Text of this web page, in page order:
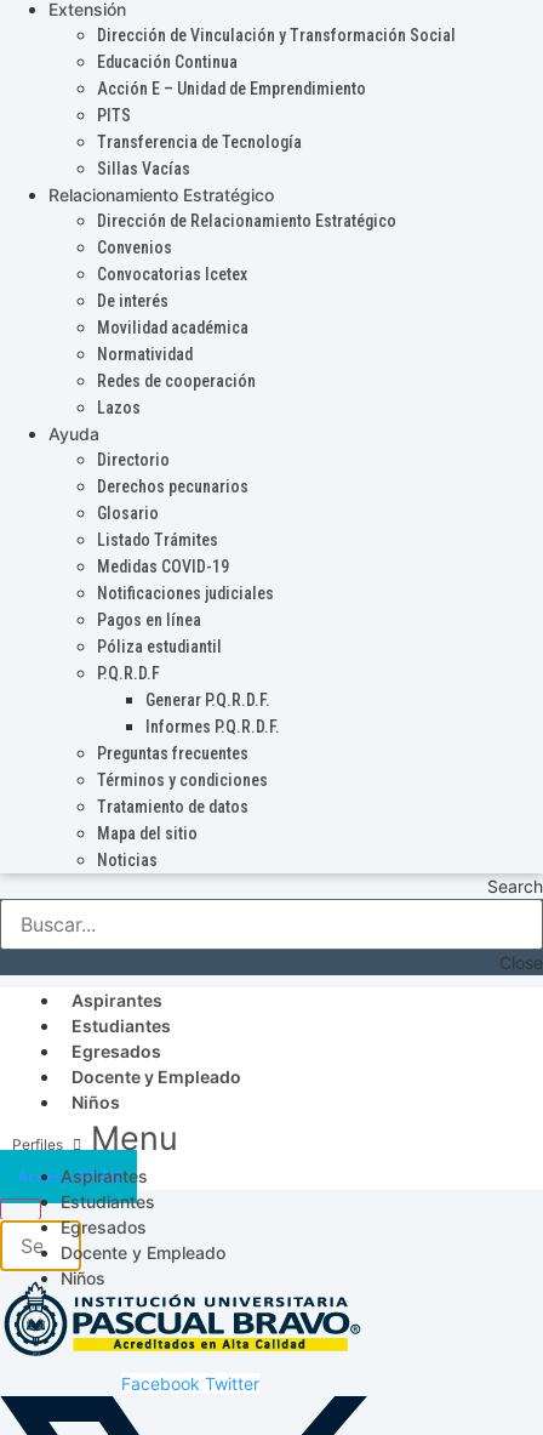
Extensión
Dirección de Vinculación y Transformación Social
Educación Continua
Acción E – Unidad de Emprendimiento
PITS
Transferencia de Tecnología
Sillas Vacías
Relacionamiento Estratégico
Dirección de Relacionamiento Estratégico
Convenios
Convocatorias Icetex
De interés
Movilidad académica
Normatividad
Redes de cooperación
Lazos
Ayuda
Directorio
Derechos pecunarios
Glosario
Listado Trámites
Medidas COVID-19
Notificaciones judiciales
Pagos en línea
Póliza estudiantil
P.Q.R.D.F
Generar P.Q.R.D.F.
Informes P.Q.R.D.F.
Preguntas frecuentes
Términos y condiciones
Tratamiento de datos
Mapa del sitio
Noticias
Search
Close
Aspirantes
Estudiantes
Egresados
Docente y Empleado
Niños
Menu
Aspirantes
Estudiantes
Egresados
Docente y Empleado
Niños
Acceso SICAU
Facebook Twitter